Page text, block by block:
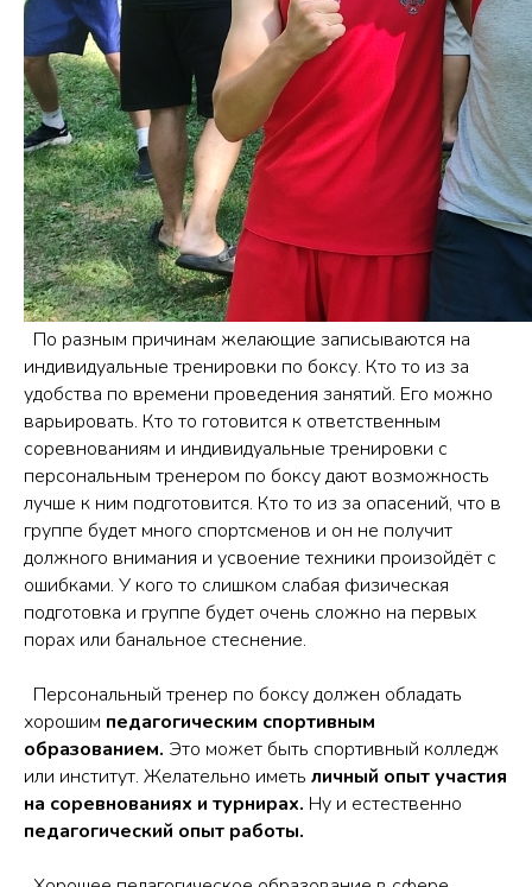
По разным причинам желающие записываются на
индивидуальные тренировки по боксу. Кто то из за
удобства по времени проведения занятий. Его можно
варьировать. Кто то готовится к ответственным
соревнованиям и индивидуальные тренировки с
персональным тренером по боксу дают возможность
лучше к ним подготовится. Кто то из за опасений, что в
группе будет много спортсменов и он не получит
должного внимания и усвоение техники произойдëт с
ошибками. У кого то слишком слабая физическая
подготовка и группе будет очень сложно на первых
порах или банальное стеснение.
Персональный тренер по боксу должен обладать
хорошим педагогическим спортивным
образованием. Это может быть спортивный колледж
или институт. Желательно иметь личный опыт участия
на соревнованиях и турнирах. Ну и естественно
педагогический опыт работы.